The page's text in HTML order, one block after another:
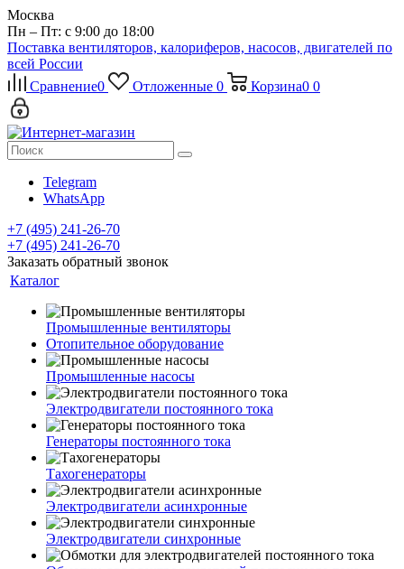
Москва
Пн – Пт: с 9:00 до 18:00
Поставка вентиляторов, калориферов, насосов, двигателей по
всей России
Сравнение0 Отложенные 0 Корзина0 0
Telegram
WhatsApp
+7 (495) 241-26-70
+7 (495) 241-26-70
Заказать обратный звонок
Каталог
Промышленные вентиляторы
Отопительное оборудование
Промышленные насосы
Электродвигатели постоянного тока
Генераторы постоянного тока
Тахогенераторы
Электродвигатели асинхронные
Электродвигатели синхронные